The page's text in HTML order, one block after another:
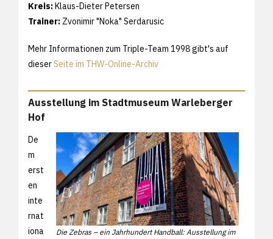
Kreis:Klaus-Dieter Petersen
Trainer: Zvonimir "Noka" Serdarusic
Mehr Informationen zum Triple-Team 1998 gibt's auf
dieserSeite im THW-Online-Archiv
Ausstellung im Stadtmuseum Warleberger
Hof
Die Zebras – ein Jahrhundert Handball: Ausstellung im
De
m
erst
en
inte
rnat
iona